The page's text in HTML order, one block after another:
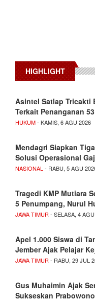
HIGHLIGHT
Asintel Satlap Tricakti
Terkait Penanganan
HUKUM- KAMIS, 6 AGU 2026
Mendagri Siapkan
Solusi Operasional
NASIONAL - RABU, 5 AGU
Tragedi KMP Mutiara
5 Penumpang, Nurul
JAWA TIMUR - SELASA, 4
Apel 1.000 Siswa di
Jember Ajak Pelajar
JAWA TIMUR - RABU, 29 JUL
Gus Muhaimin Ajak
Sukseskan